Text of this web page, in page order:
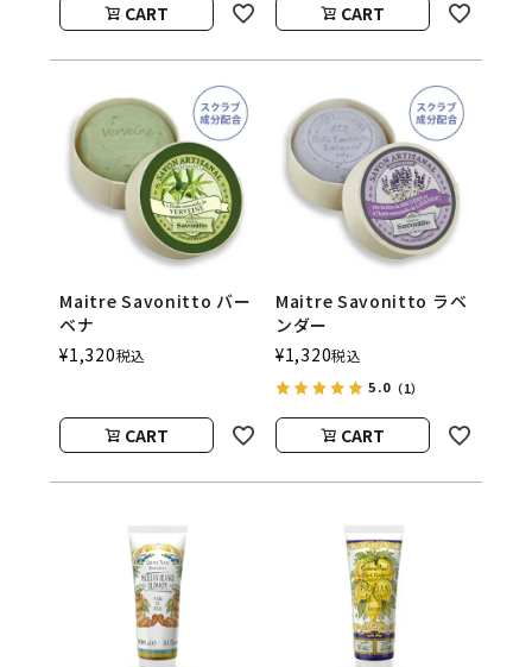
CART CART
Maitre Savonitto バー
ベナ
¥1,320税込
CART
Maitre Savonitto ラベ
ンダー
¥1,320税込
5.0（1）
CART